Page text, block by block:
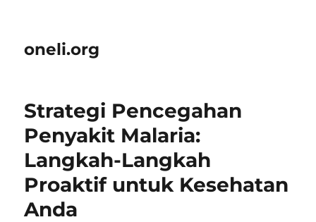
oneli.org
Strategi Pencegahan
Penyakit Malaria:
Langkah-Langkah
Proaktif untuk Kesehatan
Anda